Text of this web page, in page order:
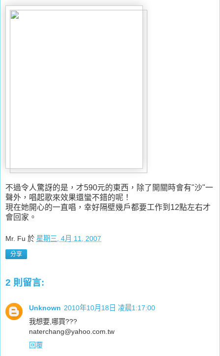
不過令人驚訝的是，才590元的東西，除了開關時會有"沙"一
聲外，唱起歌來效果還蠻不錯的呢！
現在她開心的一直唱，幸好隔壁幾戶都要工作到12點左右才
會回家。
Mr. Fu 於 星期三, 4月 11, 2007
分享
2 則留言:
Unknown 2010年10月18日 凌晨1:17:00
我想要,哪買???
naterchang@yahoo.com.tw
回覆